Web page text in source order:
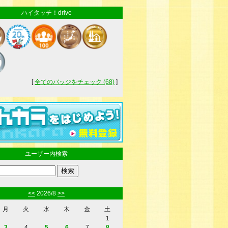
ハイタッチ！drive
[全てのバッジをチェック (68) ]
ユーザー内検索
<< 2026/8 >>
月 火 水 木 金
土
1